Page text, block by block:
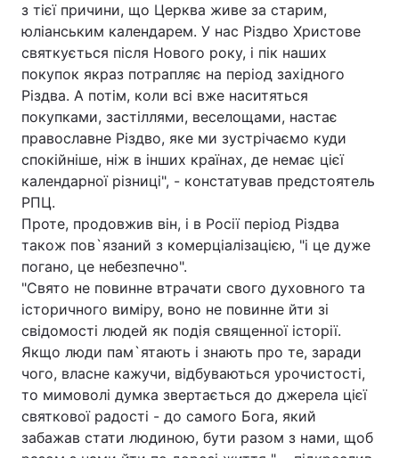
з тієї причини, що Церква живе за старим,
юліанським календарем. У нас Різдво Христове
святкується після Нового року, і пік наших
покупок якраз потрапляє на період західного
Різдва. А потім, коли всі вже наситяться
покупками, застіллями, веселощами, настає
православне Різдво, яке ми зустрічаємо куди
спокійніше, ніж в інших країнах, де немає цієї
календарної різниці", - констатував предстоятель
РПЦ.
Проте, продовжив він, і в Росії період Різдва
також пов`язаний з комерціалізацією, "і це дуже
погано, це небезпечно".
"Свято не повинне втрачати свого духовного та
історичного виміру, воно не повинне йти зі
свідомості людей як подія священної історії.
Якщо люди пам`ятають і знають про те, заради
чого, власне кажучи, відбуваються урочистості,
то мимоволі думка звертається до джерела цієї
святкової радості - до самого Бога, який
забажав стати людиною, бути разом з нами, щоб